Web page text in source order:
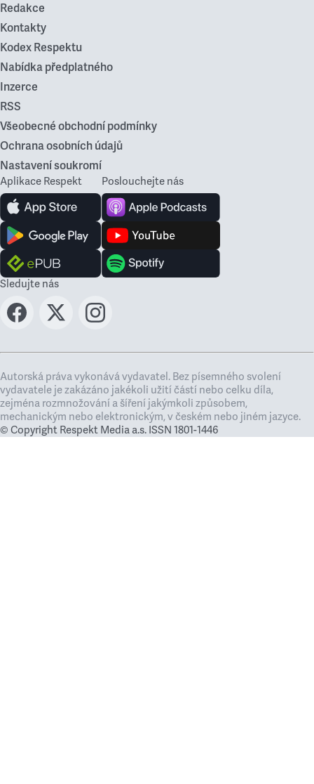
Redakce
Kontakty
Kodex Respektu
Nabídka předplatného
Inzerce
RSS
Všeobecné obchodní podmínky
Ochrana osobních údajů
Nastavení soukromí
Aplikace Respekt Poslouchejte nás
Sledujte nás
Autorská práva vykonává vydavatel. Bez písemného svolení
vydavatele je zakázáno jakékoli užití částí nebo celku díla,
zejména rozmnožování a šíření jakýmkoli způsobem,
mechanickým nebo elektronickým, v českém nebo jiném jazyce.
© Copyright Respekt Media a.s. ISSN 1801-1446